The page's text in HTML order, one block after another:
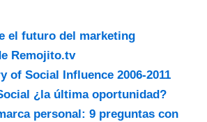
el futuro del marketing
Remojito.tv
of Social Influence 2006-2011
¿la última oportunidad?
personal: 9 preguntas con